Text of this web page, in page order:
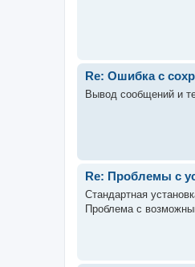
Re: Ошибка с
Вывод сообщений и
Re: Проблемы с
Стандартная
Проблема с